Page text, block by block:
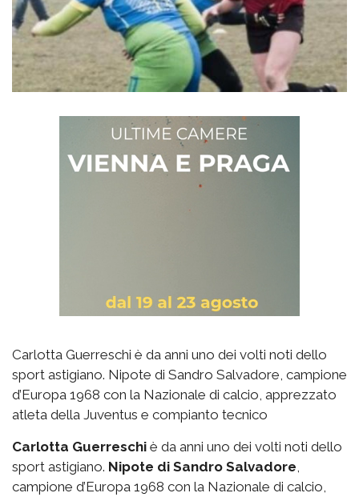
Carlotta Guerreschi è da anni uno dei volti noti dello
sport astigiano. Nipote di Sandro Salvadore, campione
d’Europa 1968 con la Nazionale di calcio, apprezzato
atleta della Juventus e compianto tecnico
Carlotta Guerreschi è da anni uno dei volti noti dello
sport astigiano. Nipote di Sandro Salvadore
campione d’Europa 1968 con la Nazionale di calcio,